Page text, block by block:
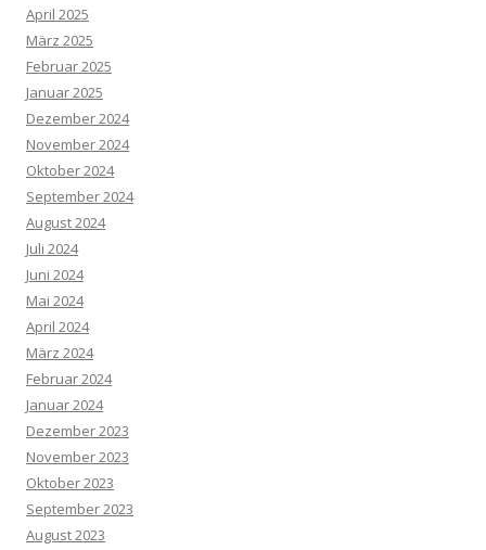
April 2025
März 2025
Februar 2025
Januar 2025
Dezember 2024
November 2024
Oktober 2024
September 2024
August 2024
Juli 2024
Juni 2024
Mai 2024
April 2024
März 2024
Februar 2024
Januar 2024
Dezember 2023
November 2023
Oktober 2023
September 2023
August 2023